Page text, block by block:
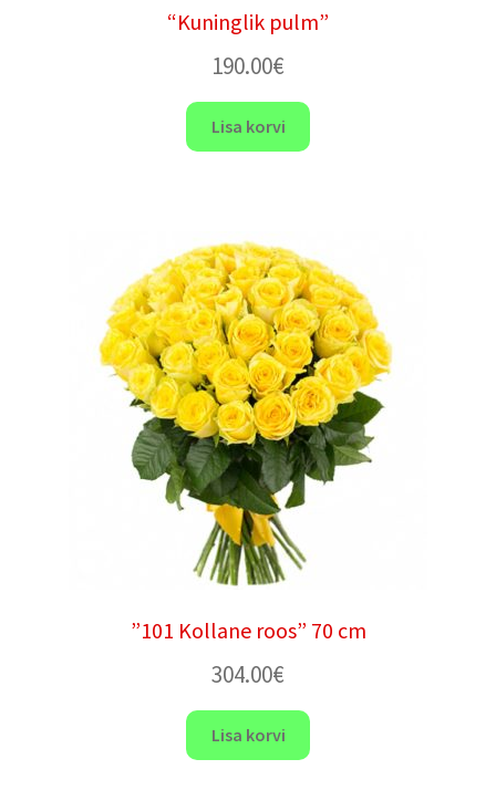
“Kuninglik pulm”
190.00€
Lisa korvi
”101 Kollane roos” 70 cm
304.00€
Lisa korvi